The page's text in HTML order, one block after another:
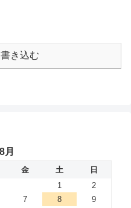
き込む
月
金 土
日
1
2
7 8
9